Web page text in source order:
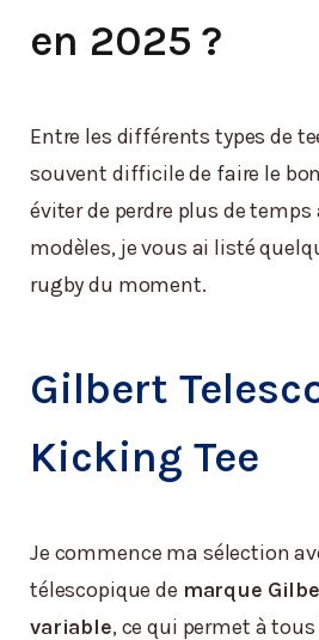
en 2025 ?
Entre les différents types de
souvent difficile de faire le
éviter de perdre plus de
modèles, je vous ai listé
rugby du moment.
Gilbert
Kicking Tee
Je commence ma sélection
télescopique de marque
variable, ce qui permet à